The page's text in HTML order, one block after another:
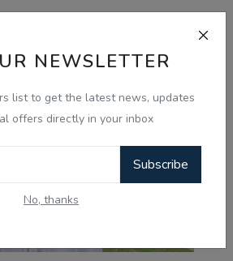
NEWSLETTER
list to get the latest news, updates
offers directly in your inbox
Subscribe
No, thanks